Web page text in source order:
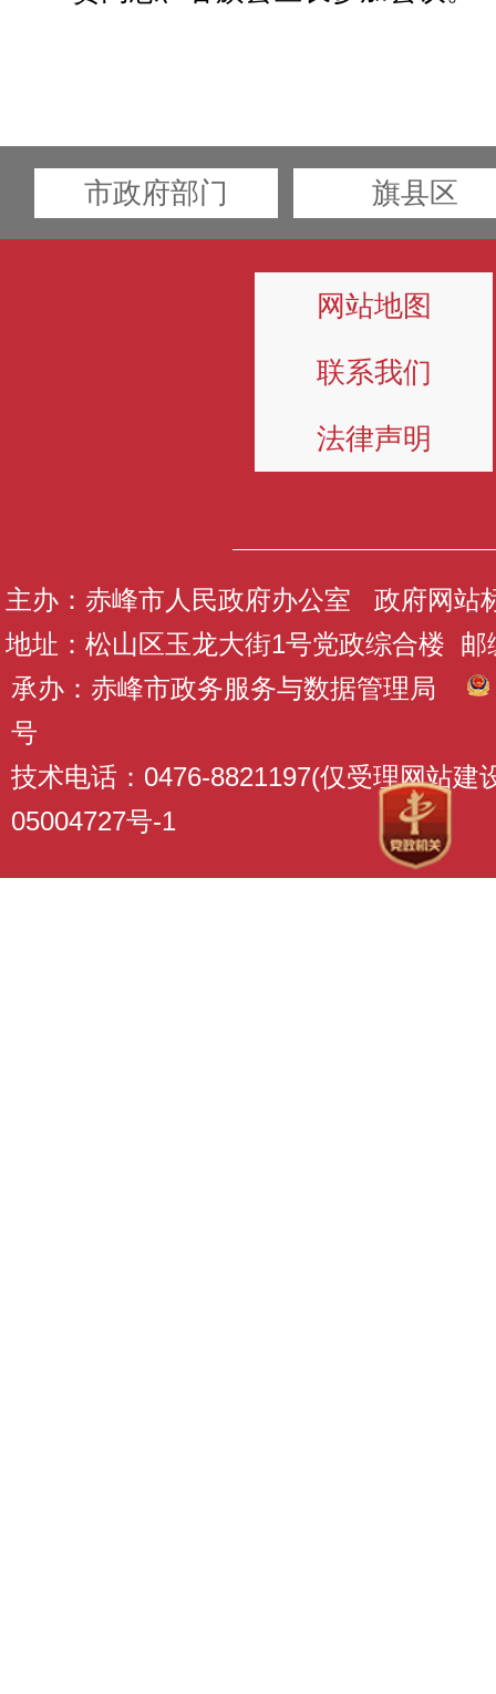
市政府部门 旗县区
网站地图
联系我们
法律声明
主办：赤峰市人民政府办公室 政府网站
地址：松山区玉龙大街1号党政综合楼 邮
承办：赤峰市政务服务与数据管理局
号
技术电话：0476-8821197(仅受理网站建
05004727号-1